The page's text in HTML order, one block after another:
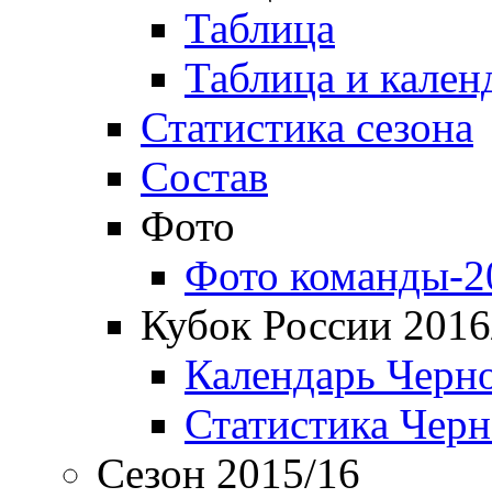
Таблица
Таблица и
Статистика сезона
Состав
Фото
Фото команды-
Кубок России
Календарь
Статистика
Сезон 2015/16